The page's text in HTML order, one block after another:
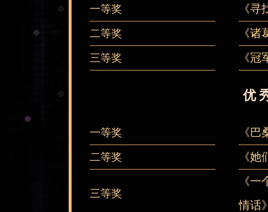
一等奖 《
二等奖 《
三等奖 《
优
一等奖 《
二等奖 《
三等奖
《
情话